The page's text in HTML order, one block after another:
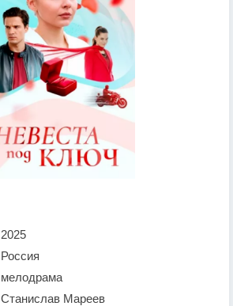
2025
Россия
мелодрама
Станислав Мареев